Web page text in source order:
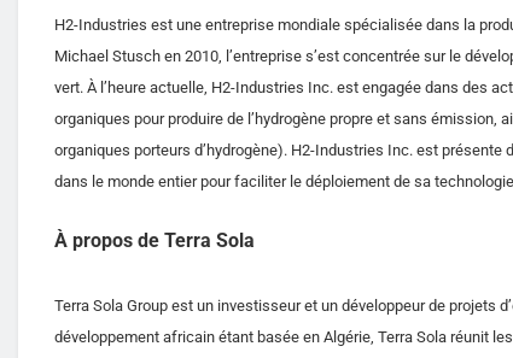
H2-Industries est une entreprise mondiale spécialisée dans la
Michael Stusch en 2010, l’entreprise s’est concentrée sur le
vert. À l’heure actuelle, H2-Industries Inc. est engagée dans des
organiques pour produire de l’hydrogène propre et sans
organiques porteurs d’hydrogène). H2-Industries Inc. est
dans le monde entier pour faciliter le déploiement de sa
À propos de Terra Sola
Terra Sola Group est un investisseur et un développeur de projets
développement africain étant basée en Algérie, Terra Sola réunit